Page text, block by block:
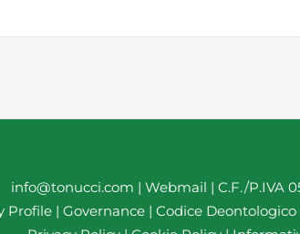
info@tonucci.com | Webmail | C.F./P.IVA
Profile| Governance | Codice Deontologico